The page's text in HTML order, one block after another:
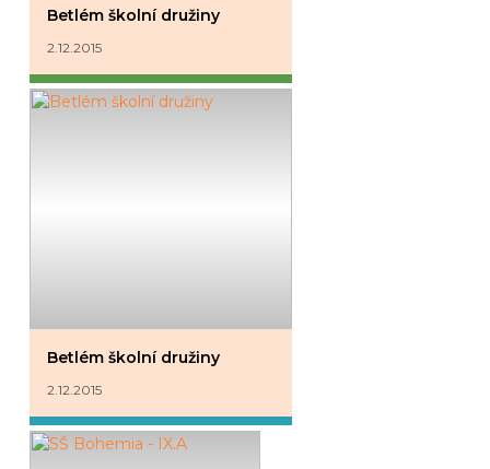
Betlém školní družiny
2.12.2015
Betlém školní družiny
2.12.2015